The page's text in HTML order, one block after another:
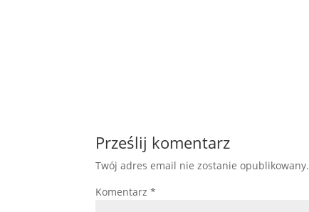
Prześlij komentarz
Twój adres email nie zostanie opublikowany.
Komentarz*